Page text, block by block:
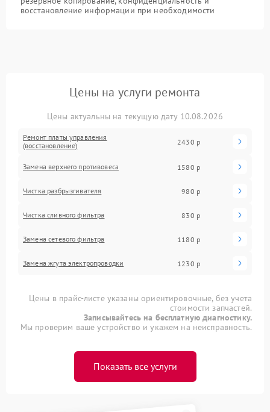
восстановление информации при необходимости
Цены на услуги ремонта
Цены актуальны на текущую дату 10.08.2026
Ремонт платы управления
(восстановление)
2430 р
Замена верхнего противовеса 1580 р
Чистка разбрызгивателя 980 р
Чистка сливного фильтра 830 р
Замена сетевого фильтра 1180 р
Замена жгута электропроводки 1230 р
Цены в прайс-листе указаны ориентировочные, без учета
стоимости запчастей.
Записывайтесь на бесплатную диагностику.
Мы проверим ваше устройство и укажем на неисправность.
Показать все услуги